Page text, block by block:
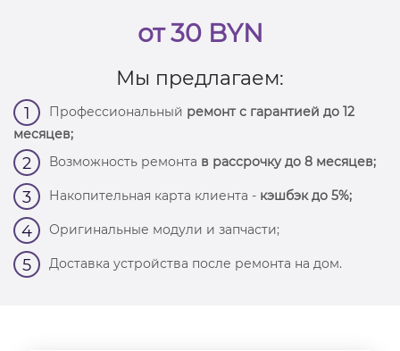
от 30 BYN
Мы предлагаем:
1 Профессиональный ремонт с гарантией до 12
месяцев;
2 Возможность ремонта в рассрочку до 8 месяцев;
3 Накопительная карта клиента - кэшбэк до 5%;
4 Оригинальные модули и запчасти;
5 Доставка устройства после ремонта на дом.